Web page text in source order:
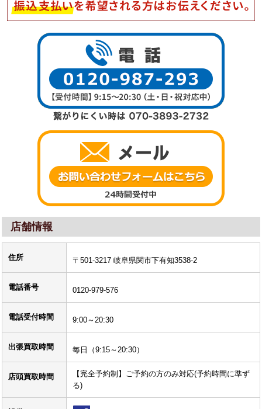
店舗情報
住所 〒501-3217 岐阜県関市下有知3538-2
電話番号 0120-979-576
電話受付時間 9:00～20:30
出張買取時間 毎日（9:15～20:30）
店頭買取時間
【完全予約制】ご予約の方のみ対応(予約時間に準ず
る)